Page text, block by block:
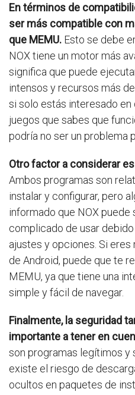
En términos de
ser más compatible con
que MEMU. Esto se debe
NOX tiene un motor más
significa que puede
intensos y recursos más
si solo estás interesado
juegos que sabes que
podría no ser un problema
Otro factor a considerar
Ambos programas son
instalar y configurar, pero
informado que NOX puede
complicado de usar
ajustes y opciones. Si
de Android, puede que te
MEMU, ya que tiene una
simple y fácil de navegar.
Finalmente, la seguridad
importante a tener en
son programas legítimos y
existe el riesgo de
ocultos en paquetes de